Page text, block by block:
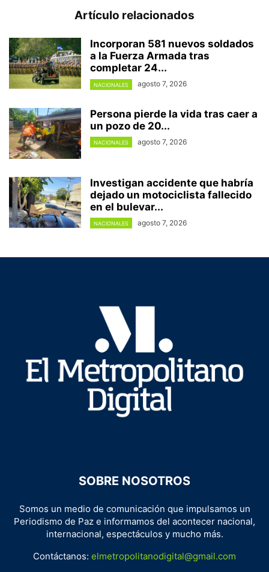
Artículo relacionados
Incorporan 581 nuevos soldados
a la Fuerza Armada tras
completar 24...
NACIONALES agosto 7, 2026
Persona pierde la vida tras caer a
un pozo de 20...
NACIONALES agosto 7, 2026
Investigan accidente que habría
dejado un motociclista fallecido
en el bulevar...
NACIONALES agosto 7, 2026
SOBRE NOSOTROS
Somos un medio de comunicación que impulsamos un
Periodismo de Paz e informamos del acontecer nacional,
internacional, espectáculos y mucho más.
Contáctanos: elmetropolitanodigital@gmail.com